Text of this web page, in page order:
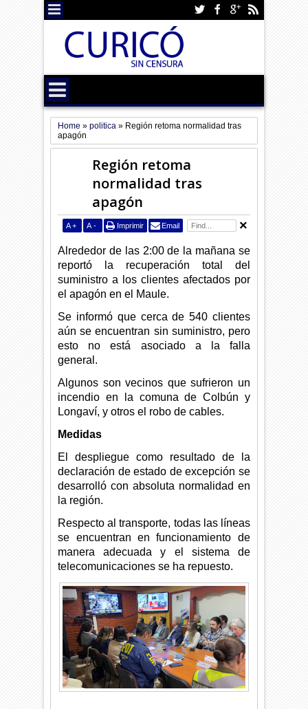
Home »politica » Región retoma normalidad tras
apagón
Región retoma
normalidad tras
apagón
A + A - Imprimir Email
Alrededor de las 2:00 de la mañana se
reportó la recuperación total del
suministro a los clientes afectados por
el apagón en el Maule.
Se informó que cerca de 540 clientes
aún se encuentran sin suministro, pero
esto no está asociado a la falla
general.
Algunos son vecinos que sufrieron un
incendio en la comuna de Colbún y
Longaví, y otros el robo de cables.
Medidas
El despliegue como resultado de la
declaración de estado de excepción se
desarrolló con absoluta normalidad en
la región.
Respecto al transporte, todas las líneas
se encuentran en funcionamiento de
manera adecuada y el sistema de
telecomunicaciones se ha repuesto.